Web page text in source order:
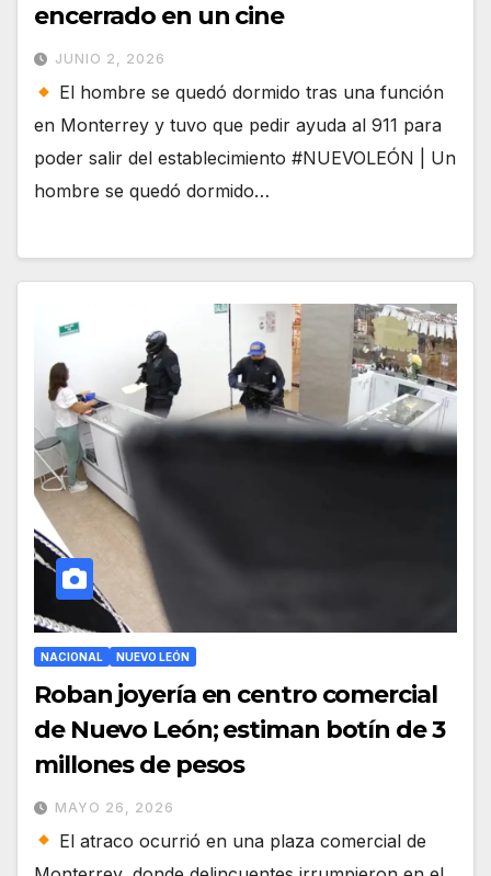
encerrado en un cine
JUNIO 2, 2026
El hombre se quedó dormido tras una función
en Monterrey y tuvo que pedir ayuda al 911 para
poder salir del establecimiento #NUEVOLEÓN | Un
hombre se quedó dormido…
NACIONAL NUEVO LEÓN
Roban joyería en centro comercial
de Nuevo León; estiman botín de 3
millones de pesos
MAYO 26, 2026
El atraco ocurrió en una plaza comercial de